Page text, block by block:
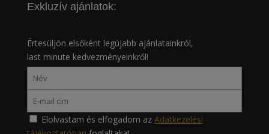
Exkluzív ajánlatok:
Értesüljön elsőként legújabb ajánlatainkról,
last minute kedvezményeinkről!
Elolvastam és elfogadom az Adatkezelési